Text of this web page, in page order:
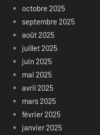
octobre 2025
septembre 2025
août 2025
juillet 2025
juin 2025
mai 2025
avril 2025
mars 2025
février 2025
janvier 2025